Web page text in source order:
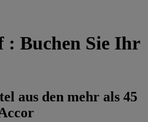
: Buchen Sie Ihr
aus den mehr als 45